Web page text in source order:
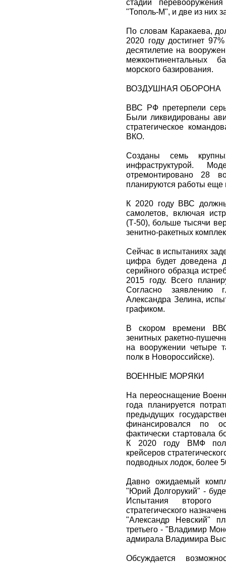
стадии
"Тополь-М", и две из них
По словам Каракаева,
2020 году достигнет
десятилетие на
межконтинентальных
морского базирования.
ВОЗДУШНАЯ ОБОРОНА
ВВС РФ претерпели
Были ликвидированы
стратегическое
ВКО.
Созданы семь
инфраструктурой.
отремонтировано 28
планируются работы еще
К 2020 году ВВС
самолетов, включая
(Т-50), больше тысячи
зенитно-ракетных
Сейчас в испытаниях
цифра будет доведена
серийного образца
2015 году. Всего
Согласно заявлению
Александра Зелина,
графиком.
В скором времени
зенитных ракетно-
на вооружении четыре
полк в Новороссийске).
ВОЕННЫЕ МОРЯКИ
На переоснащение
года планируется
предыдущих
финансировался по
фактически стартовала
К 2020 году ВМФ
крейсеров
подводных лодок, более
Давно ожидаемый
"Юрий Долгорукий" -
Испытания второго
стратегического
"Александр Невский"
третьего - "Владимир
адмирала Владимира
Обсуждается